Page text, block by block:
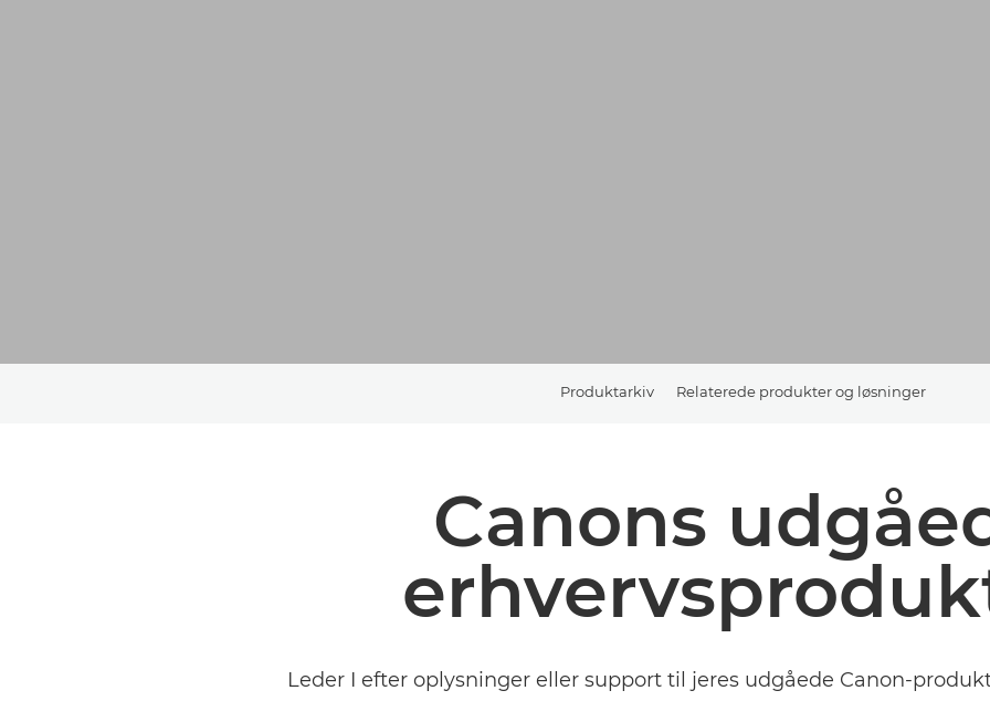
Produktarkiv Relaterede produkter og løsninger
Canons
Leder I efter oplysninger eller support til jeres udgåede Canon-